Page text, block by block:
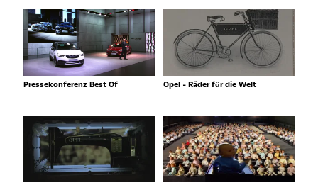
Pressekonferenz Best Of Opel - Räder für die Welt